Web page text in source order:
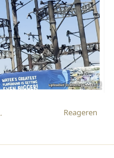
Reageren
.